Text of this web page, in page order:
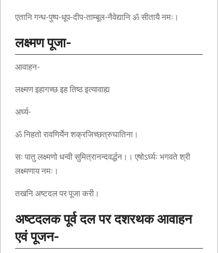
एतानि गन्ध-पुष्प-धूप-दीप-ताम्बूल-नैवेद्यानि ॐ सीतायै नमः।
लक्ष्मण पूजा-
आवाहन-
लक्ष्मण इहागच्छ इह तिष्ठ इत्यावाह्य
अर्घ्य-
ॐ निहतो रावणिर्येन शक्रजिच्छत्रुघातिना।
सः पातु लक्ष्मणो धन्वी सुमित्रानन्दवर्द्धन।। एषोऽर्घ्यः भगवते श्री
लक्ष्मणाय नमः।
तखनि अष्टदल पर पूजा करी।
अष्टदलक पूर्व दल पर दशरथक आवाहन
एवं पूजन-